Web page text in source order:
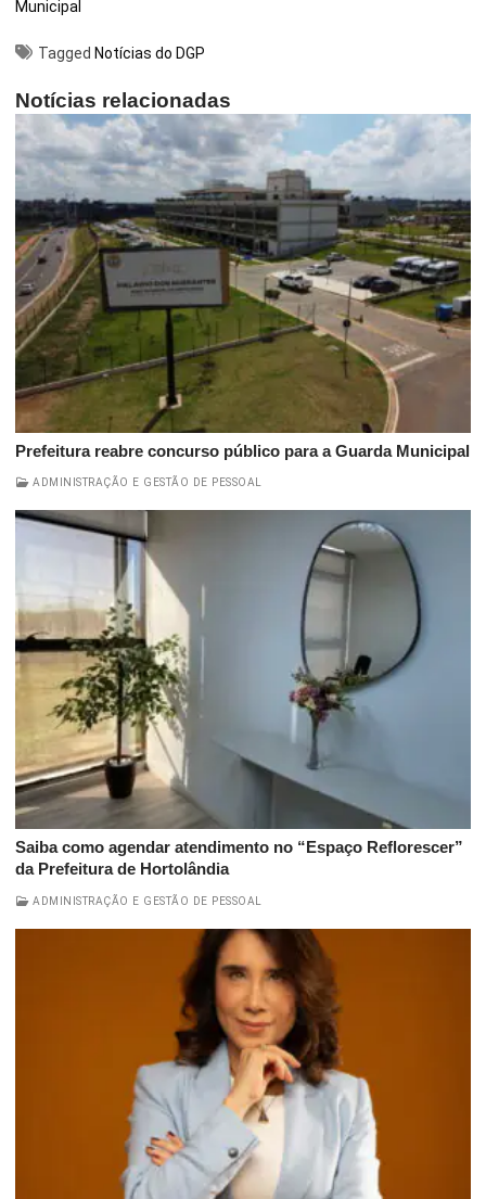
Municipal
Tagged Notícias do DGP
Notícias relacionadas
Prefeitura reabre concurso público para a Guarda Municipal
ADMINISTRAÇÃO E GESTÃO DE PESSOAL
Saiba como agendar atendimento no “Espaço Reflorescer”
da Prefeitura de Hortolândia
ADMINISTRAÇÃO E GESTÃO DE PESSOAL